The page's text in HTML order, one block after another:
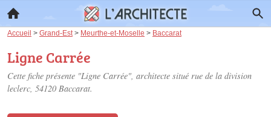
Accueil > Grand-Est > Meurthe-et-Moselle > Baccarat
Ligne Carrée
Cette fiche présente "Ligne Carrée", architecte situé rue de la division
leclerc, 54120 Baccarat.